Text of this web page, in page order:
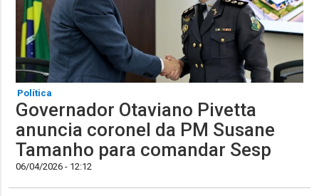
Política
Governador Otaviano Pivetta
anuncia coronel da PM Susane
Tamanho para comandar Sesp
06/04/2026 - 12:12